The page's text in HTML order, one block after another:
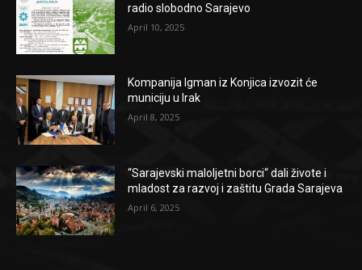
radio slobodno Sarajevo
April 10, 2025
Kompanija Igman iz Konjica izvozit će
municiju u Irak
April 8, 2025
“Sarajevski maloljetni borci“ dali živote i
mladost za razvoj i zaštitu Grada Sarajeva
April 6, 2025